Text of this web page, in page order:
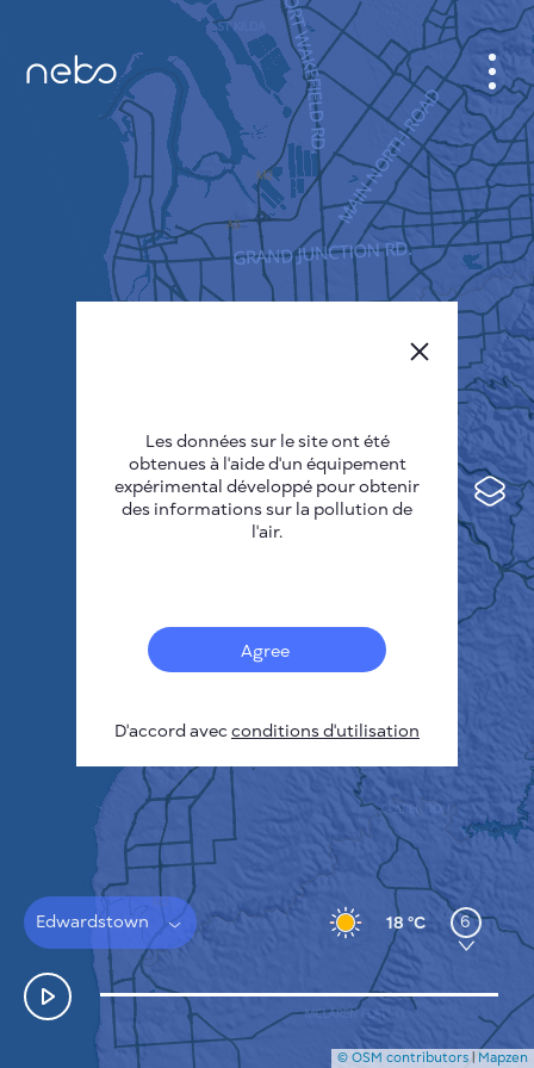
Capteurs
Carte de la pollution
Taches thermiques
Edwardstown 18 °C 6
CABINET
CARTES DES VILLES
SENSOR NEBO
A PROPOS DE NOUS
Deutsch
Español
Français
COMMENT ÇA MARCHE
POLITIQUE DE CONFIDENTIALITÉ
CONDITIONS GÉNÉRALES D'UTILISATION
GUIDE D'INSTALLATION
API
FAQ
NOUS CONTACTER
© OSM contributors | Mapzen
Les données sur le site ont été
obtenues à l'aide d'un équipement
expérimental développé pour obtenir
des informations sur la pollution de
l'air.
Agree
D'accord avecconditions d'utilisation